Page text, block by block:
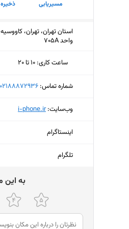
مسیریابی ذخیره
واحد ۷۰۵A
ساعت کاری: ۱۰ تا ۲۰
چهارشنبه (امروز)
سه‌شنبه
شماره تماس: ‎02188872936
وب‌سایت:‎i-phone.ir
اینستاگرام
تلگرام
ﺑﻪ اﯾﻦ